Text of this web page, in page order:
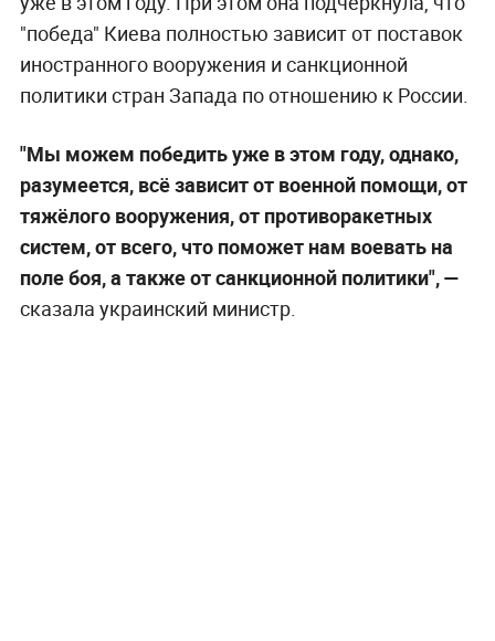
"победа" Киева полностью зависит от поставок
иностранного вооружения и санкционной
политики стран Запада по отношению к России.
"Мы можем победить уже в этом году, однако,
разумеется, всё зависит от военной помощи, от
тяжёлого вооружения, от противоракетных
систем, от всего, что поможет нам воевать на
поле боя, а также от санкционной политики", —
сказала украинский министр.